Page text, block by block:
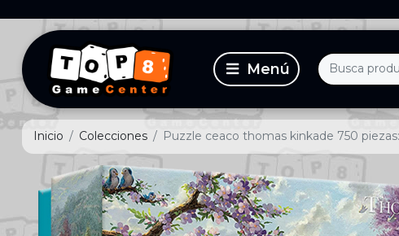
Inicio Colecciones Puzzle ceaco thomas kinkade 750